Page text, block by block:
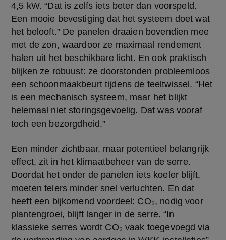
4,5 kW. “Dat is zelfs iets beter dan voorspeld.
Een mooie bevestiging dat het systeem doet wat
het belooft.” De panelen draaien bovendien mee
met de zon, waardoor ze maximaal rendement
halen uit het beschikbare licht. En ook praktisch
blijken ze robuust: ze doorstonden probleemloos
een schoonmaakbeurt tijdens de teeltwissel. “Het
is een mechanisch systeem, maar het blijkt
helemaal niet storingsgevoelig. Dat was vooraf
toch een bezorgdheid.”
Een minder zichtbaar, maar potentieel belangrijk
effect, zit in het klimaatbeheer van de serre.
Doordat het onder de panelen iets koeler blijft,
moeten telers minder snel verluchten. En dat
heeft een bijkomend voordeel: CO₂, nodig voor
plantengroei, blijft langer in de serre. “In
klassieke serres wordt CO₂ vaak toegevoegd via